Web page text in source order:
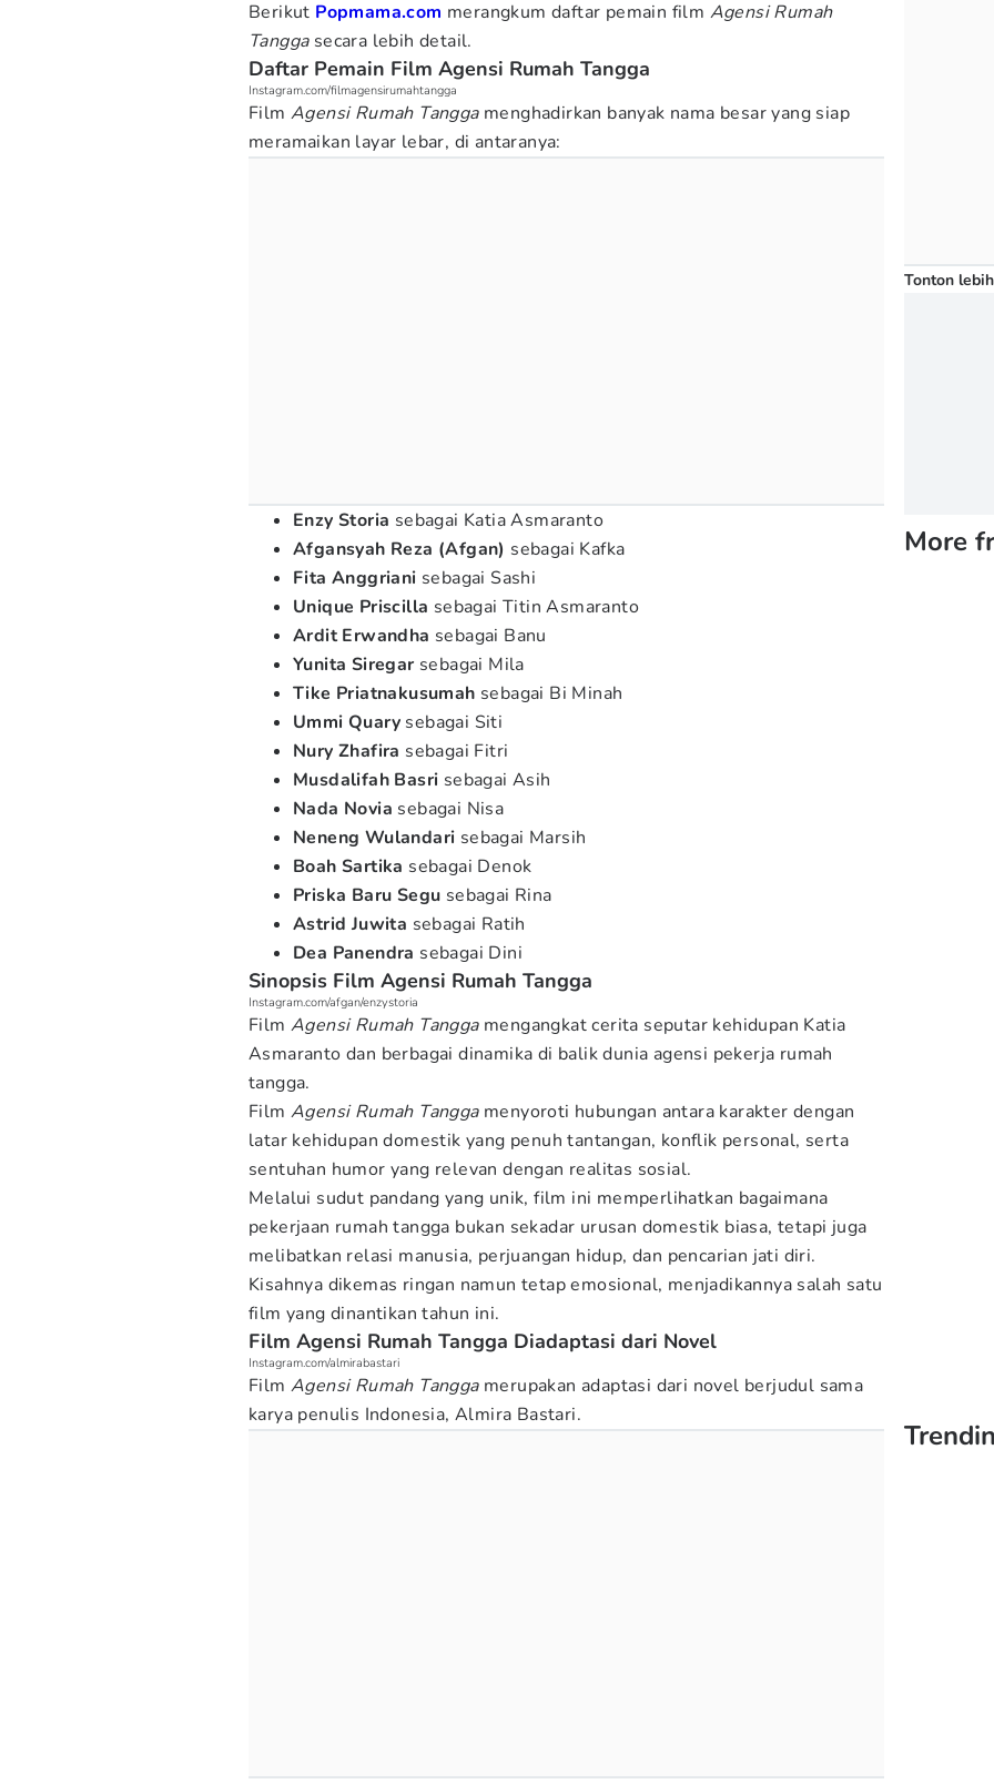
Berikut Popmama.com merangkum daftar pemain film Agensi Rumah
Tangga secara lebih detail.
Daftar Pemain Film Agensi Rumah Tangga
Instagram.com/filmagensirumahtangga
Film Agensi Rumah Tangga menghadirkan banyak nama besar yang siap
meramaikan layar lebar, di antaranya:
Enzy Storia sebagai Katia Asmaranto
Afgansyah Reza (Afgan) sebagai Kafka
Fita Anggriani sebagai Sashi
Unique Priscilla sebagai Titin Asmaranto
Ardit Erwandha sebagai Banu
Yunita Siregar sebagai Mila
Tike Priatnakusumah sebagai Bi Minah
Ummi Quary sebagai Siti
Nury Zhafira sebagai Fitri
Musdalifah Basri sebagai Asih
Nada Novia sebagai Nisa
Neneng Wulandari sebagai Marsih
Boah Sartika sebagai Denok
Priska Baru Segu sebagai Rina
Astrid Juwita sebagai Ratih
Dea Panendra sebagai Dini
Sinopsis Film Agensi Rumah Tangga
Instagram.com/afgan/enzystoria
Film Agensi Rumah Tanggamengangkat cerita seputar kehidupan Katia
Asmaranto dan berbagai dinamika di balik dunia agensi pekerja rumah
tangga.
Film Agensi Rumah Tangga menyoroti hubungan antara karakter dengan
latar kehidupan domestik yang penuh tantangan, konflik personal, serta
sentuhan humor yang relevan dengan realitas sosial.
Melalui sudut pandang yang unik, film ini memperlihatkan bagaimana
pekerjaan rumah tangga bukan sekadar urusan domestik biasa, tetapi juga
melibatkan relasi manusia, perjuangan hidup, dan pencarian jati diri.
Kisahnya dikemas ringan namun tetap emosional, menjadikannya salah satu
film yang dinantikan tahun ini.
Film Agensi Rumah Tangga Diadaptasi dari Novel
Instagram.com/almirabastari
Film Agensi Rumah Tanggamerupakan adaptasi dari novel berjudul sama
karya penulis Indonesia, Almira Bastari.
Tonton
More